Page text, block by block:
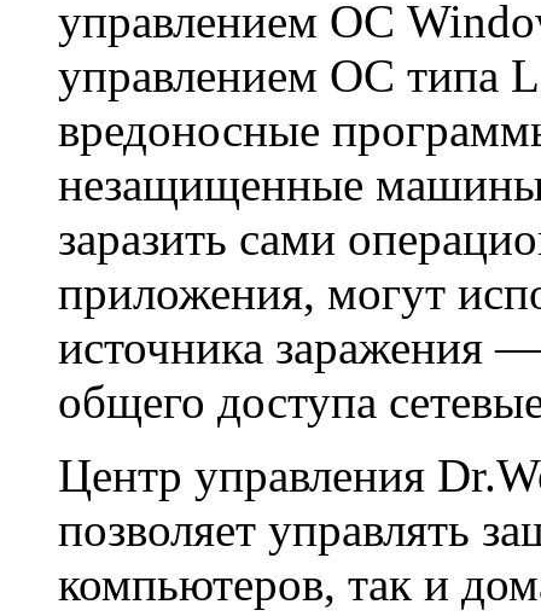
управлением ОС
управлением ОС типа
вредоносные
незащищенные
заразить сами
приложения, могут
источника заражения
общего доступа
Центр управления
позволяет управлять
компьютеров, так и